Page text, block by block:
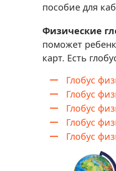
Discovery
Оптика для детей
Астропланетарии
Подарки
Хиты продаж
Акции
пособие для
Физические
поможет
карт. Есть
Глобус
Глобус
Глобус
Глобус
Глобус